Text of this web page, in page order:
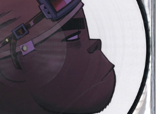
format_underlined הוסף קו תחתון לקישורים
font_download
סמן קישורים
לאפס